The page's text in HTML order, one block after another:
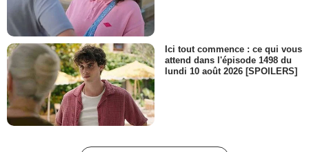
Ici tout commence : ce qui vous
attend dans l'épisode 1498 du
lundi 10 août 2026 [SPOILERS]